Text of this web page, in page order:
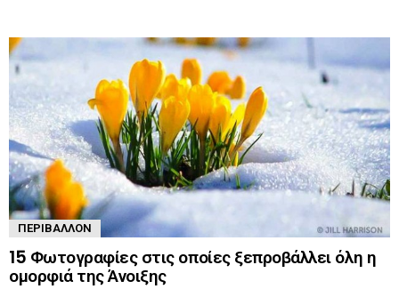
ΠΕΡΙΒΆΛΛΟΝ
15 Φωτογραφίες στις οποίες ξεπροβάλλει όλη η
ομορφιά της Άνοιξης